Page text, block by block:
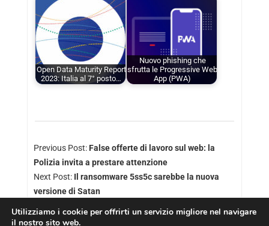
Open Data Maturity Report
2023: Italia al 7° posto…
Nuovo phishing che
sfrutta le Progressive Web
App (PWA)
Previous Post: False offerte di lavoro sul web: la
Polizia invita a prestare attenzione
Next Post: Il ransomware 5ss5c sarebbe la nuova
versione di Satan
Utilizziamo i cookie per offrirti un servizio migliore nel navigare
il nostro sito web.